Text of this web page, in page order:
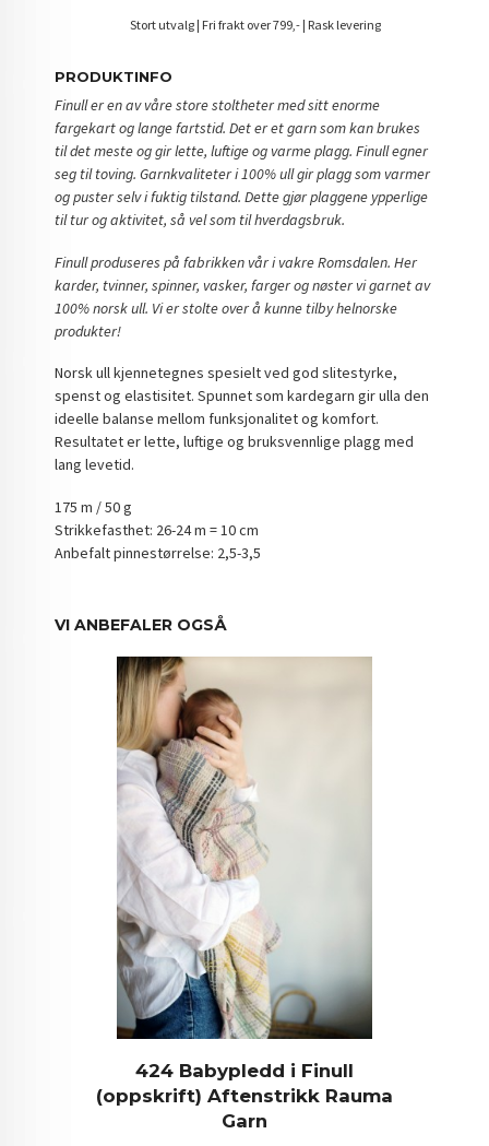
Stort utvalg | Fri frakt over 799,- | Rask levering
PRODUKTINFO
Finull er en av våre store stoltheter med sitt enorme
fargekart og lange fartstid. Det er et garn som kan brukes
til det meste og gir lette, luftige og varme plagg. Finull egner
seg til toving. Garnkvaliteter i 100% ull gir plagg som varmer
og puster selv i fuktig tilstand. Dette gjør plaggene ypperlige
til tur og aktivitet, så vel som til hverdagsbruk.
Finull produseres på fabrikken vår i vakre Romsdalen. Her
karder, tvinner, spinner, vasker, farger og nøster vi garnet av
100% norsk ull. Vi er stolte over å kunne tilby helnorske
produkter!
Norsk ull kjennetegnes spesielt ved god slitestyrke,
spenst og elastisitet. Spunnet som kardegarn gir ulla den
ideelle balanse mellom funksjonalitet og komfort.
Resultatet er lette, luftige og bruksvennlige plagg med
lang levetid.
175 m / 50 g
Strikkefasthet: 26-24 m = 10 cm
Anbefalt pinnestørrelse: 2,5-3,5
VI ANBEFALER OGSÅ
424 Babypledd i Finull
(oppskrift) Aftenstrikk Rauma
Garn